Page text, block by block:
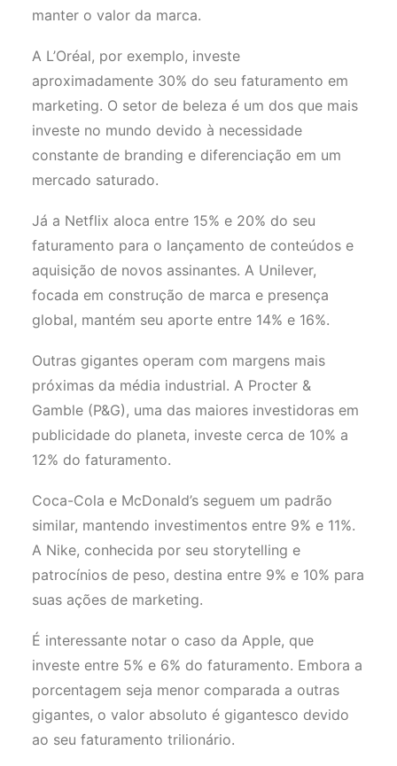
manter o valor da marca.
A L’Oréal, por exemplo, investe
aproximadamente 30% do seu faturamento em
marketing. O setor de beleza é um dos que mais
investe no mundo devido à necessidade
constante de branding e diferenciação em um
mercado saturado.
Já a Netflix aloca entre 15% e 20% do seu
faturamento para o lançamento de conteúdos e
aquisição de novos assinantes. A Unilever,
focada em construção de marca e presença
global, mantém seu aporte entre 14% e 16%.
Outras gigantes operam com margens mais
próximas da média industrial. A Procter &
Gamble (P&G), uma das maiores investidoras em
publicidade do planeta, investe cerca de 10% a
12% do faturamento.
Coca-Cola e McDonald’s seguem um padrão
similar, mantendo investimentos entre 9% e 11%.
A Nike, conhecida por seu storytelling e
patrocínios de peso, destina entre 9% e 10% para
suas ações de marketing.
É interessante notar o caso da Apple, que
investe entre 5% e 6% do faturamento. Embora a
porcentagem seja menor comparada a outras
gigantes, o valor absoluto é gigantesco devido
ao seu faturamento trilionário.